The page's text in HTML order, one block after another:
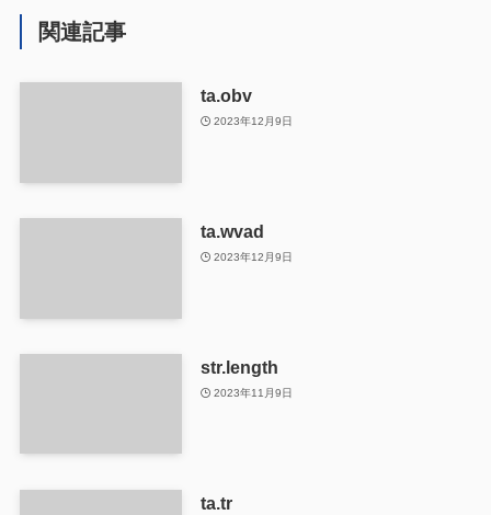
関連記事
ta.obv
2023年12月9日
ta.wvad
2023年12月9日
str.length
2023年11月9日
ta.tr